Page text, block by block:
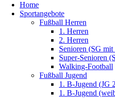
Home
Sportangebote
Fußball Herren
1. Herren
2. Herren
Senioren (SG
Super-Senioren
Walking-Football
Fußball Jugend
1. B-Jugend (JG
1. B-Jugend